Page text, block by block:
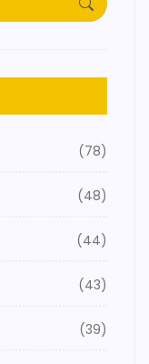
(78)
(48)
(44)
(43)
(39)